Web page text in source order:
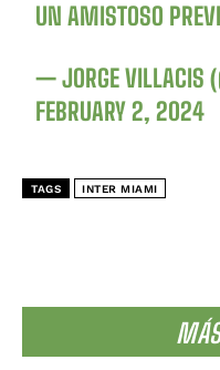
UN AMISTOSO
— JORGE VILLACIS
FEBRUARY 2, 2024
TAGS INTER MIAMI